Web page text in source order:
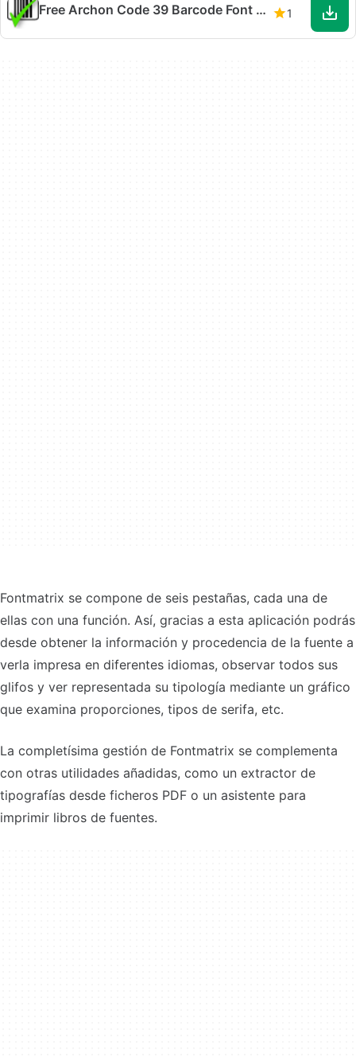
Free Archon Code 39 Barcode Font for Business 1
Fontmatrix se compone de seis pestañas, cada una de
ellas con una función. Así, gracias a esta aplicación podrás
desde obtener la información y procedencia de la fuente a
verla impresa en diferentes idiomas, observar todos sus
glifos y ver representada su tipología mediante un gráfico
que examina proporciones, tipos de serifa, etc.
La completísima gestión de Fontmatrix se complementa
con otras utilidades añadidas, como un extractor de
tipografías desde ficheros PDF o un asistente para
imprimir libros de fuentes.